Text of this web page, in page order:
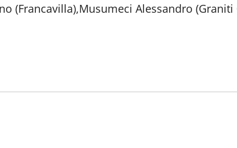
(Francavilla),Musumeci Alessandro (Graniti